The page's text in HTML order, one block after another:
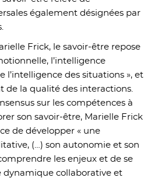
également désignées par
Frick, le savoir-être repose
l’intelligence
l’intelligence des situations », et
de la qualité des interactions.
sur les compétences à
son savoir-être, Marielle Frick
de développer « une
(…) son autonomie et son
les enjeux et de se
dynamique collaborative et